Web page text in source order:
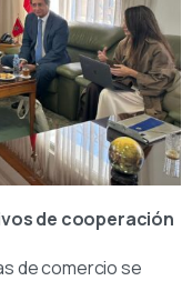
de cooperación
de comercio se